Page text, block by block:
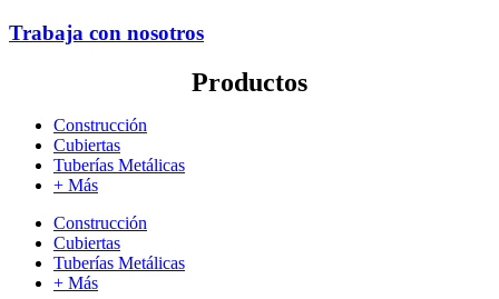
Trabaja con nosotros
Productos
Construcción
Cubiertas
Tuberías Metálicas
+ Más
Construcción
Cubiertas
Tuberías Metálicas
+ Más